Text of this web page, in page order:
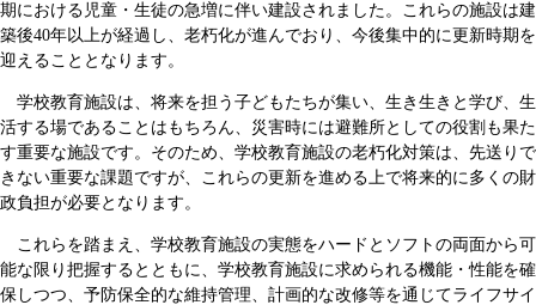
期における児童・生徒の急増に伴い建設されました。これらの施設は建
築後40年以上が経過し、老朽化が進んでおり、今後集中的に更新時期を
迎えることとなります。
学校教育施設は、将来を担う子どもたちが集い、生き生きと学び、生
活する場であることはもちろん、災害時には避難所としての役割も果た
す重要な施設です。そのため、学校教育施設の老朽化対策は、先送りで
きない重要な課題ですが、これらの更新を進める上で将来的に多くの財
政負担が必要となります。
これらを踏まえ、学校教育施設の実態をハードとソフトの両面から可
能な限り把握するとともに、学校教育施設に求められる機能・性能を確
保しつつ、予防保全的な維持管理、計画的な改修等を通じてライフサイ